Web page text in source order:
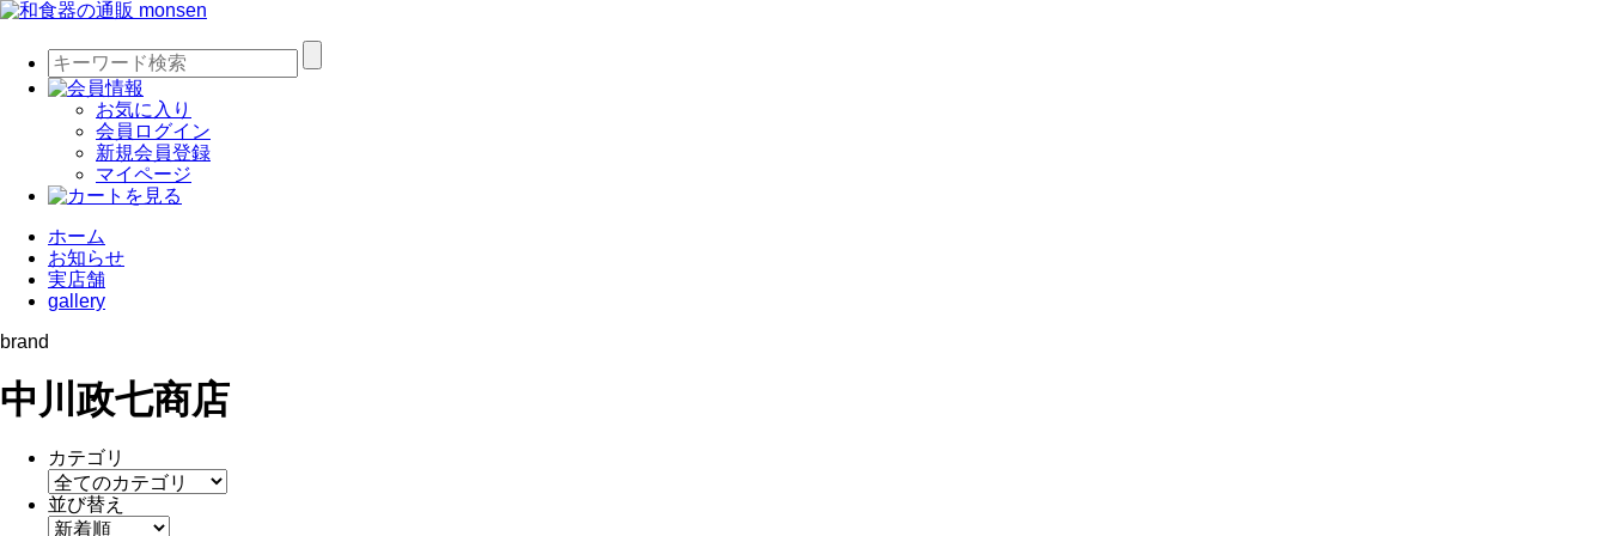
お気に入り
会員ログイン
新規会員登録
マイページ
ホーム
お知らせ
実店舗
gallery
brand
中川政七商店
カテゴリ
並び替え